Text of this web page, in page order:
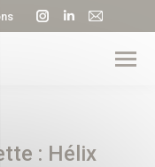
La
page
Instagram
nouvelle
La
page
LinkedIn
nouvelle
La
page
E-
: Hélix